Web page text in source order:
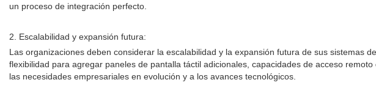
un proceso de integración perfecto.
2. Escalabilidad y expansión futura:
Las organizaciones deben considerar la escalabilidad y la expansión futura de sus sistemas
flexibilidad para agregar paneles de pantalla táctil adicionales, capacidades de acceso
las necesidades empresariales en evolución y a los avances tecnológicos.